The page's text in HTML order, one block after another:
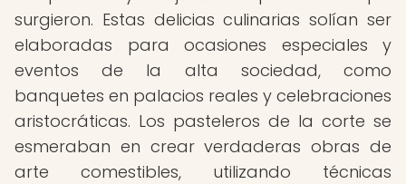
surgieron. Estas delicias culinarias solían ser
elaboradas para ocasiones especiales y
eventos de la alta sociedad, como
banquetes en palacios reales y celebraciones
aristocráticas. Los pasteleros de la corte se
esmeraban en crear verdaderas obras de
arte comestibles, utilizando técnicas